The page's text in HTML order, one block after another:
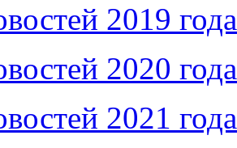
2019 года
2020 года
2021 года